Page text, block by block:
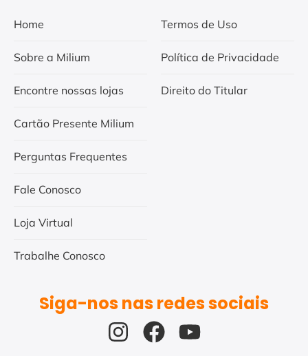
Home
Sobre a Milium
Encontre nossas lojas
Cartão Presente Milium
Perguntas Frequentes
Fale Conosco
Loja Virtual
Trabalhe Conosco
Termos de Uso
Política de Privacidade
Direito do Titular
Siga-nos nas redes sociais